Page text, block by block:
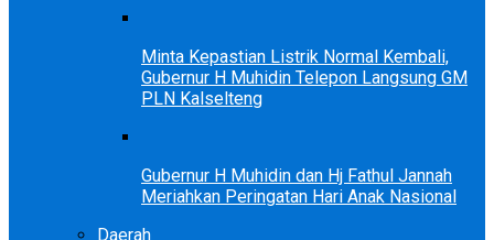
Minta Kepastian Listrik Normal Kembali,
Gubernur H Muhidin Telepon Langsung GM
PLN Kalselteng
Gubernur H Muhidin dan Hj Fathul Jannah
Meriahkan Peringatan Hari Anak Nasional
Daerah